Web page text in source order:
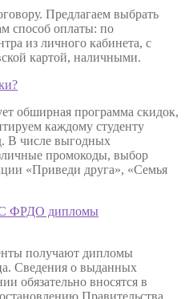
Предлагаем выбрать
способ оплаты: по
из личного кабинета, с
картой, наличными.
обширная программа скидок,
каждому студенту
В числе выгодных
промокоды, выбор
«Приведи друга», «Семья
ФРДО дипломы
получают дипломы
Сведения о выданных
обязательно вносятся в
Правительства